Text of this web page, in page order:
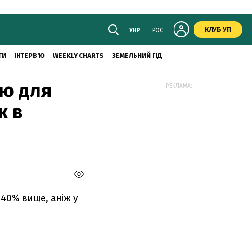
УКР РОС КЛУБ УП
ІНТЕРВ'Ю WEEKLY CHARTS ЗЕМЕЛЬНИЙ ГІД
для
в
40% вище, аніж у
РЕКЛАМА: